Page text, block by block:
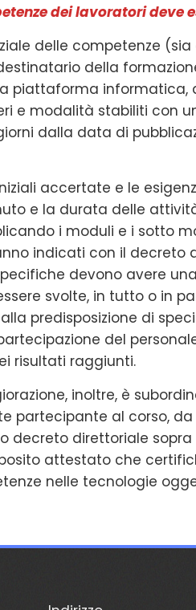
dei lavoratori deve
delle competenze
della
piattaforma informatica,
e modalità stabiliti con
dalla data di
accertate e le
e la durata delle
i moduli e i sotto
indicati con il decreto
devono avere
svolte, in tutto o in
predisposizione di
del
risultati raggiunti.
inoltre, è
partecipante al corso, da
decreto direttoriale
attestato che
nelle tecnologie